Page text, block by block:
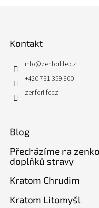
Kontakt
info@zenforlife.cz
+420 731 359 900
zenforlifecz
Blog
Přecházíme na
doplňků stravy
Kratom Chrudim
Kratom Litomyšl